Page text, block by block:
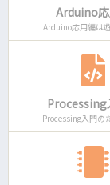
Arduino
Arduino応用編は
Processing
Processing入門の